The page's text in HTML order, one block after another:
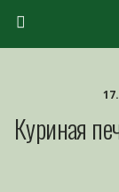
Куриная